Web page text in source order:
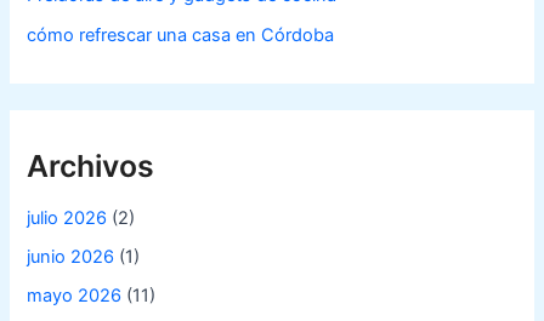
cómo refrescar una casa en Córdoba
Archivos
julio 2026 (2)
junio 2026 (1)
mayo 2026 (11)